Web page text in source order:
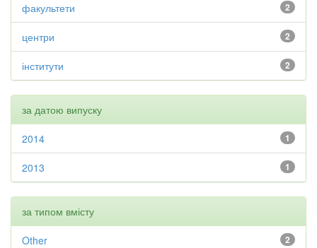
2
факультети
2
центри
2
інститути
за датою випуску
1
2014
1
2013
за типом вмісту
2
Other